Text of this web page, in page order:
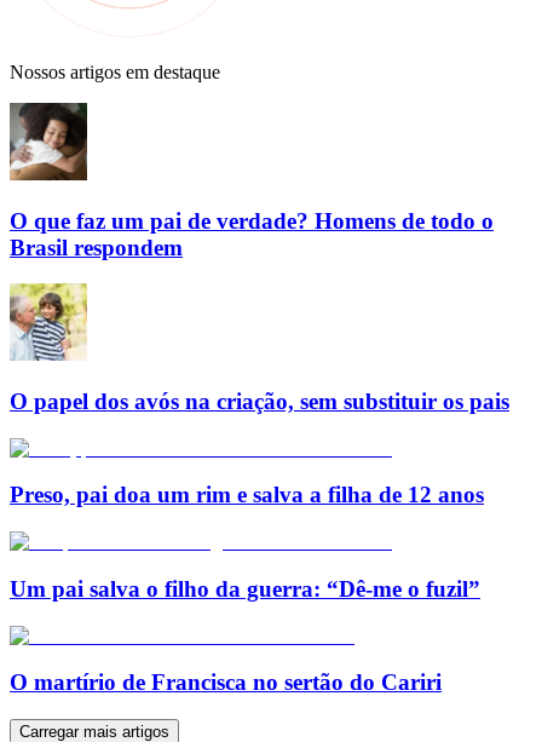
Nossos artigos em destaque
O que faz um pai de verdade? Homens de todo o
Brasil respondem
O papel dos avós na criação, sem substituir os pais
Preso, pai doa um rim e salva a filha de 12 anos
Um pai salva o filho da guerra: “Dê-me o fuzil”
O martírio de Francisca no sertão do Cariri
Carregar mais artigos